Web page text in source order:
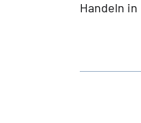
Handeln